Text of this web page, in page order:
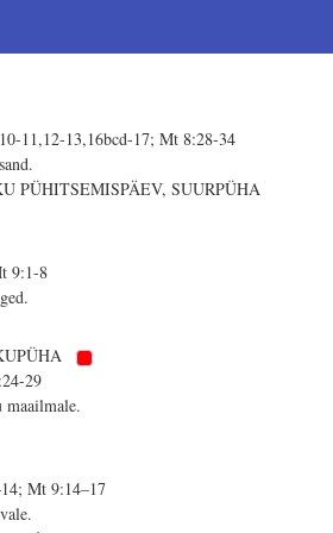
11,12-13,16bcd-17; Mt 8:28-34
PÜHITSEMISPÄEV, SUURPÜHA
9:1-8
29
maailmale.
Mt 9:14–17